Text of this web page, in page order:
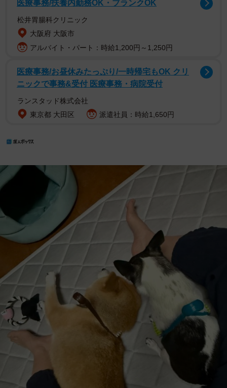
医療事務/扶養内勤務OK・ブランクOK
松井胃腸科クリニック
大阪府 大阪市
アルバイト・パート：時給1,200円～1,250円
医療事務/お昼休みたっぷり/一時帰宅もOK クリ
ニックで事務&受付 医療事務・病院受付
ランスタッド株式会社
東京都 大田区
派遣社員：時給1,650円